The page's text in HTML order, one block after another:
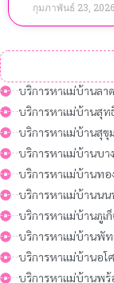
กุมภาพันธ์ 23, 2026
บริการหาแม่บ้านลา
บริการหาแม่บ้านสุท
บริการหาแม่บ้านสุขุ
บริการหาแม่บ้านบา
บริการหาแม่บ้านทอ
บริการหาแม่บ้านน
บริการหาแม่บ้านภูเ
บริการหาแม่บ้านพัท
บริการหาแม่บ้านอโ
บริการหาแม่บ้านพ